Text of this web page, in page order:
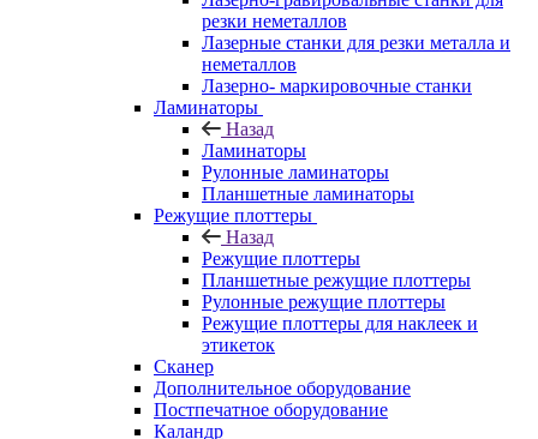
резки неметаллов
Лазерные станки для резки металла и
неметаллов
Лазерно- маркировочные станки
Ламинаторы
Назад
Ламинаторы
Рулонные ламинаторы
Планшетные ламинаторы
Режущие плоттеры
Назад
Режущие плоттеры
Планшетные режущие плоттеры
Рулонные режущие плоттеры
Режущие плоттеры для наклеек и
этикеток
Сканер
Дополнительное оборудование
Постпечатное оборудование
Каландр